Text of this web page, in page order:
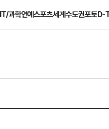
IT/과학연예스포츠세계수도권포토D-